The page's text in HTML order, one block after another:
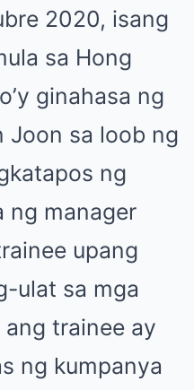
2020, isang
sa Hong
ginahasa ng
Joon sa loob ng
ng
ng manager
upang
ulat sa mga
trainee ay
ng kumpanya